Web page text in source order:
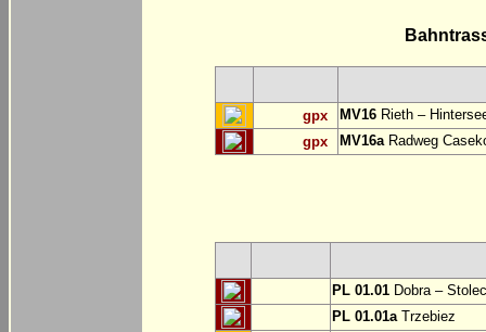
gpx MV16 Rieth –
gpx
MV16aRadweg
PL 01.01 Dobra –
PL 01.01aTrzebiez